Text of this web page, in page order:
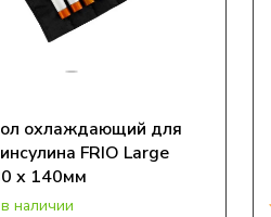
охлаждающий для
FRIO Large
х 140мм
наличии